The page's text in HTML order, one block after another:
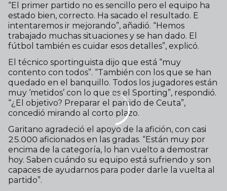
“El primer partido no es sencillo pero el equipo ha
estado bien, correcto. Ha sacado el resultado. E
intentaremos ir mejorando”, añadió. “Hemos
trabajado muchas situaciones y se han dado. El
fútbol también es cuidar esos detalles”, explicó.
El técnico sportinguista dijo que está “muy
contento con todos”. “También con los que se han
quedado en el banquillo. Todos los jugadores están
muy ‘metidos’ con lo que es el Sporting”, respondió.
“¿El objetivo? Preparar el partido de Ceuta”,
concedió mirando al corto plazo.
Garitano agradeció el apoyo de la afición, con casi
25.000 aficionados en las gradas. “Están muy por
encima de la categoría, lo han vuelto a demostrar
hoy. Saben cuándo su equipo está sufriendo y son
capaces de ayudarnos para poder darle la vuelta al
partido”.